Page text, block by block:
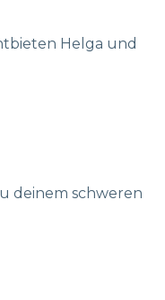
Helga und
deinem schweren